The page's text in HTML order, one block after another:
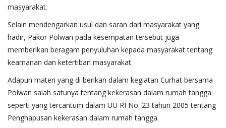
masyarakat.
Selain mendengarkan usul dan saran dari masyarakat yang
hadir, Pakor Polwan pada kesempatan tersebut juga
memberikan beragam penyuluhan kepada masyarakat tentang
keamanan dan ketertiban masyarakat.
Adapun materi yang di berikan dalam kegiatan Curhat bersama
Polwan salah satunya tentang kekerasan dalam rumah tangga
seperti yang tercantum dalam UU RI No. 23 tahun 2005 tentang
Penghapusan kekerasan dalam rumah tangga.